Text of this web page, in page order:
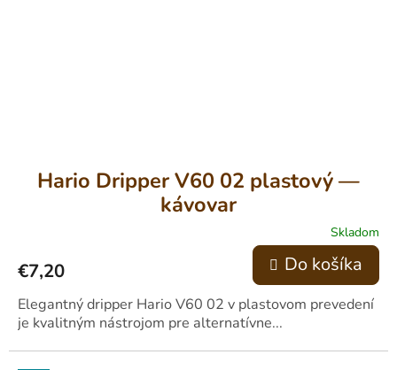
Hario Dripper V60 02 plastový —
kávovar
Skladom
€7,20 Do košíka
Elegantný dripper Hario V60 02 v plastovom prevedení
je kvalitným nástrojom pre alternatívne...